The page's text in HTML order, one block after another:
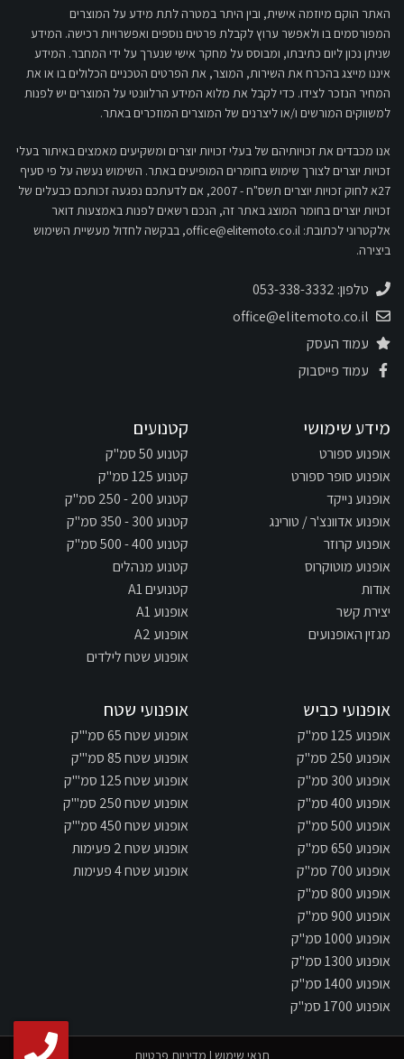
האתר הוקם מיוזמה אישית, ובין היתר במטרה לתת מידע על המוצרים
המפורסמים בו ולאפשר ערוץ לקבלת פרטים נוספים ואפשרויות רכישה. המידע
שניתן נכון ליום כתיבתו, ומבוסס על מחקר אישי שנערך על ידי המחבר. המידע
איננו מייצג בהכרח את השירות, המוצר, את הפרטים הטכניים הכלולים בו או את
המחיר הנזכר לצידו. כדי לקבל את מלוא המידע הרלוונטי על המוצרים יש לפנות
למשווקים המורשים ו/או ליצרנים של המוצרים המוזכרים באתר.
אנו מכבדים את זכויותיהם של בעלי זכויות יוצרים ומשקיעים מאמצים באיתור בעלי
זכויות יוצרים לצורך שימוש בחומרים המופיעים באתר. השימוש נעשה על פי סעיף
27א לחוק זכויות יוצרים תשס"ח - 2007, אם לדעתכם נפגעה זכותכם כבעלים של
זכויות יוצרים בחומר המוצג באתר זה, הנכם רשאים לפנות באמצעות דואר
אלקטרוני לכתובת: office@elitemoto.co.il, בבקשה לחדול מעשיית השימוש
ביצירה.
טלפון: 053-338-3332
office@elitemoto.co.il
עמוד העסק
עמוד פייסבוק
מידע שימושי
אופנוע ספורט
אופנוע סופר ספורט
אופנוע נייקד
אופנוע אדוונצ'ר / טורינג
אופנוע קרוזר
אופנוע מוטוקרוס
אודות
יצירת קשר
מגזין האופנועים
קטנועים
קטנוע 50 סמ"ק
קטנוע 125 סמ"ק
קטנוע 200 - 250 סמ"ק
קטנוע 300 - 350 סמ"ק
קטנוע 400 - 500 סמ"ק
קטנוע מנהלים
קטנועים A1
אופנוע A1
אופנוע A2
אופנוע שטח לילדים
אופנועי כביש
אופנוע 125 סמ"ק
אופנוע 250 סמ"ק
אופנוע 300 סמ"ק
אופנוע 400 סמ"ק
אופנוע 500 סמ"ק
אופנוע 650 סמ"ק
אופנוע 700 סמ"ק
אופנוע 800 סמ"ק
אופנוע 900 סמ"ק
אופנוע 1000 סמ"ק
אופנוע 1300 סמ"ק
אופנוע 1400 סמ"ק
אופנוע 1700 סמ"ק
אופנועי שטח
אופנוע שטח 65 סמ"'ק
אופנוע שטח 85 סמ"'ק
אופנוע שטח 125 סמ"'ק
אופנוע שטח 250 סמ"'ק
אופנוע שטח 450 סמ"'ק
אופנוע שטח 2 פעימות
אופנוע שטח 4 פעימות
תנאי שימוש | מדיניות פרטיות